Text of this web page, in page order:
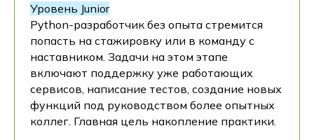
Уровень Junior
Python-разработчик без опыта стремится
попасть на стажировку или в команду с
наставником. Задачи на этом этапе
включают поддержку уже работающих
сервисов, написание тестов, создание новых
функций под руководством более опытных
коллег. Главная цель накопление практики.